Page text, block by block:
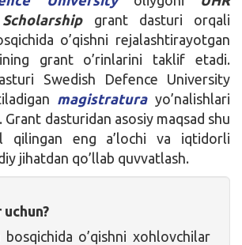
grant dasturi orqali
o’qishni rejalashtirayotgan
grant o’rinlarini taklif etadi.
Swedish Defence University
magistratura yo’nalishlari
Grant dasturidan asosiy maqsad shu
qilingan eng a’lochi va iqtidorli
jihatdan qo’llab quvvatlash.
o’qishni xohlovchilar